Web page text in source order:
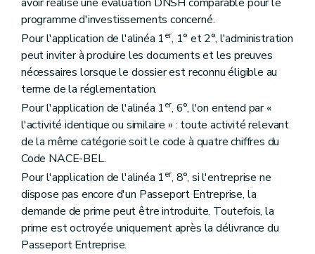
programme d'investissements concerné.
Pour l'application de l'alinéa 1er, 1° et 2°, l'administration
peut inviter à produire les documents et les preuves
nécessaires lorsque le dossier est reconnu éligible au
terme de la réglementation.
Pour l'application de l'alinéa 1er, 6°, l'on entend par «
l'activité identique ou similaire » : toute activité relevant
de la même catégorie soit le code à quatre chiffres du
Code NACE-BEL.
Pour l'application de l'alinéa 1er, 8°, si l'entreprise ne
dispose pas encore d'un Passeport Entreprise, la
demande de prime peut être introduite. Toutefois, la
prime est octroyée uniquement après la délivrance du
Passeport Entreprise.